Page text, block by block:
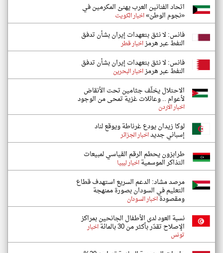
اتحاد الفنانين العرب يهنئ المكرمين في
«نجوم الوطن»اخبار الكويت
فانس: لا نثق بتعهدات إيران بشأن تدفق
النفط عبر هرمزاخبار قطر
فانس: لا نثق بتعهدات إيران بشأن تدفق
النفط عبر هرمزاخبار البحرين
الاحتلال يخلّف جثامين تحت الأنقاض
لأعوام .. وعائلات غزية تمحى من الوجود
اخبار الاردن
لوكا زيدان يودع غرناطة ويوقع لناد
إسباني جديداخبار الجزائر
طرابزون يحطم الرقم القياسي لمبيعات
التذاكر الموسميةاخبار ليبيا
مرصد مشاد: الدعم السريع استهدف قطاع
التعليم في السودان بصورة ممنهجة
ومقصودةاخبار السودان
نسبة العود لدى الأطفال الجانحين بمراكز
الإصلاح تقدّر بأكثر من 30 بالمائة اخبار
تونس